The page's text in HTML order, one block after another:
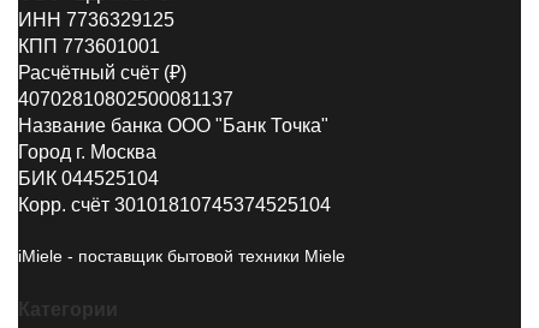
ИНН 7736329125
КПП 773601001
Расчётный счёт (₽)
40702810802500081137
Название банка ООО "Банк Точка"
Город г. Москва
БИК 044525104
Корр. счёт 30101810745374525104
iMiele - поставщик бытовой техники Miele
Категории